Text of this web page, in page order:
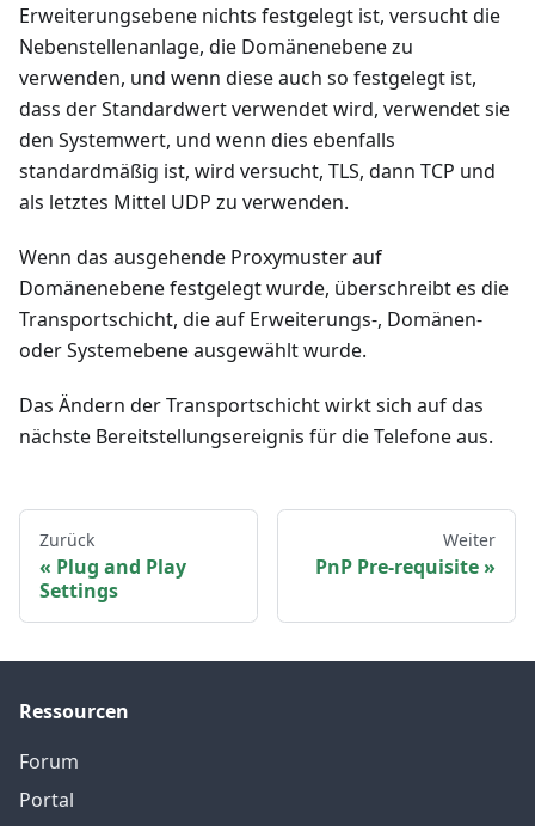
Erweiterungsebene nichts festgelegt ist, versucht die
Nebenstellenanlage, die Domänenebene zu
verwenden, und wenn diese auch so festgelegt ist,
dass der Standardwert verwendet wird, verwendet sie
den Systemwert, und wenn dies ebenfalls
standardmäßig ist, wird versucht, TLS, dann TCP und
als letztes Mittel UDP zu verwenden.
Wenn das ausgehende Proxymuster auf
Domänenebene festgelegt wurde, überschreibt es die
Transportschicht, die auf Erweiterungs-, Domänen-
oder Systemebene ausgewählt wurde.
Das Ändern der Transportschicht wirkt sich auf das
nächste Bereitstellungsereignis für die Telefone aus.
Zurück
Plug and Play
Settings
Weiter
PnP Pre-requisite
Ressourcen
Forum
Portal